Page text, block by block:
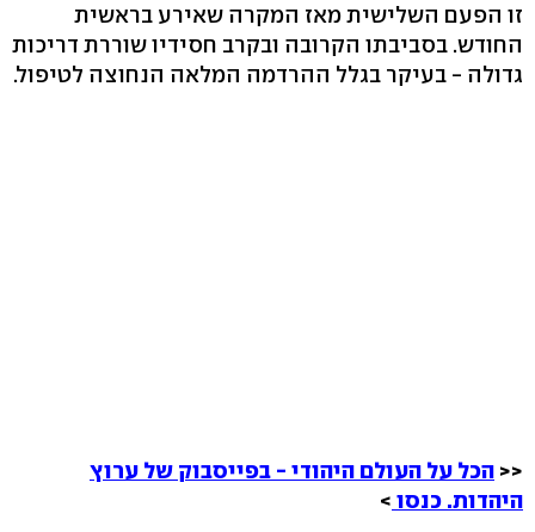
זו הפעם השלישית מאז המקרה שאירע בראשית
החודש. בסביבתו הקרובה ובקרב חסידיו שוררת דריכות
גדולה - בעיקר בגלל ההרדמה המלאה הנחוצה לטיפול.
<< הכל על העולם היהודי - בפייסבוק של ערוץ
היהדות. כנסו >